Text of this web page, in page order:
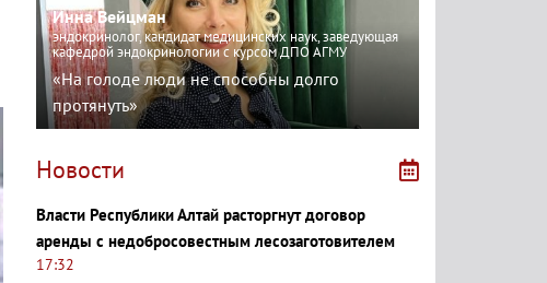
Инна Вейцман
эндокринолог, кандидат медицинских наук, заведующая
кафедрой эндокринологии с курсом ДПО АГМУ
«На голоде люди не способны долго
протянуть»
Новости
Власти Республики Алтай расторгнут договор
аренды с недобросовестным лесозаготовителем
17:32